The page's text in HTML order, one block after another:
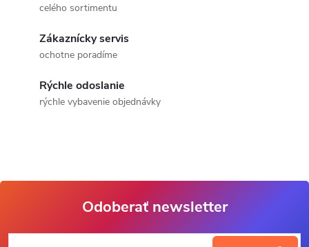
v
celého sortimentu
Zákaznícky servis
ochotne poradíme
Rýchle odoslanie
rýchle vybavenie objednávky
Z
Odoberať newsletter